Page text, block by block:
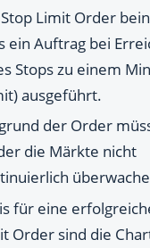
zu einer Stop Limit
Limit Order
ein Auftrag bei
Stops zu einem
ausgeführt.
der Order
die Märkte nicht
für eine
Order sind die